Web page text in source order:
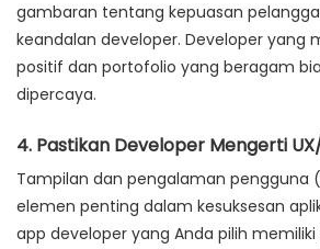
gambaran tentang kepuasan
keandalan developer. Developer yang
positif dan portofolio yang beragam
dipercaya.
4. Pastikan Developer Mengerti
Tampilan dan pengalaman pengguna
elemen penting dalam kesuksesan
app developer yang Anda pilih